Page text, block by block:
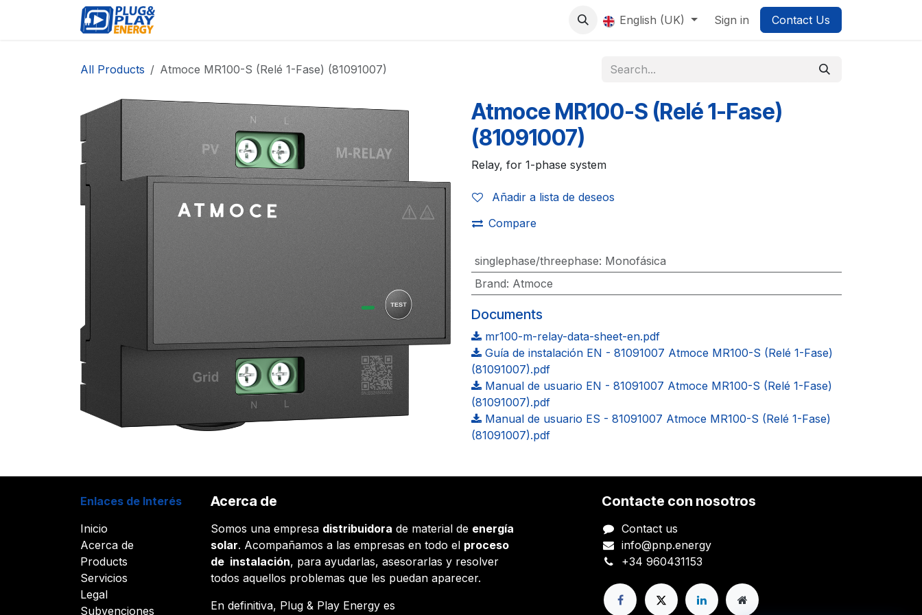
English (UK) Sign in Contact Us
All Products Atmoce MR100-S (Relé 1-Fase) (81091007)
Atmoce MR100-S (Relé 1-Fase)
(81091007)
Relay, for 1-phase system
Añadir a lista de deseos
Compare
singlephase/threephase: Monofásica
Brand: Atmoce
Documents
mr100-m-relay-data-sheet-en.pdf
Guía de instalación EN - 81091007 Atmoce MR100-S (Relé 1-Fase)
(81091007).pdf
Manual de usuario EN - 81091007 Atmoce MR100-S (Relé 1-Fase)
(81091007).pdf
Manual de usuario ES - 81091007 Atmoce MR100-S (Relé 1-Fase)
(81091007).pdf
Enlaces de Interés
Inicio
Acerca de
Products
Servicios
Legal
Subvenciones
Acerca de
Somos una empresa distribuidora de material de energía
solar. Acompañamos a las empresas en todo el proceso
de instalación, para ayudarlas, asesorarlas y resolver
todos aquellos problemas que les puedan aparecer.
En definitiva, Plug & Play Energy es
Contacte con nosotros
Contact us
info@pnp.energy
+34 960431153